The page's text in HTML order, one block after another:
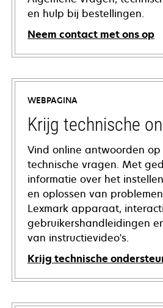
en hulp bij bestellingen.
Neem contact met ons op
WEBPAGINA
Krijg technische
Vind online antwoorden
technische vragen. Met
informatie over het
en oplossen van
Lexmark apparaat,
gebruikershandleidingen
van instructievideo's.
Krijg technische
opens
in